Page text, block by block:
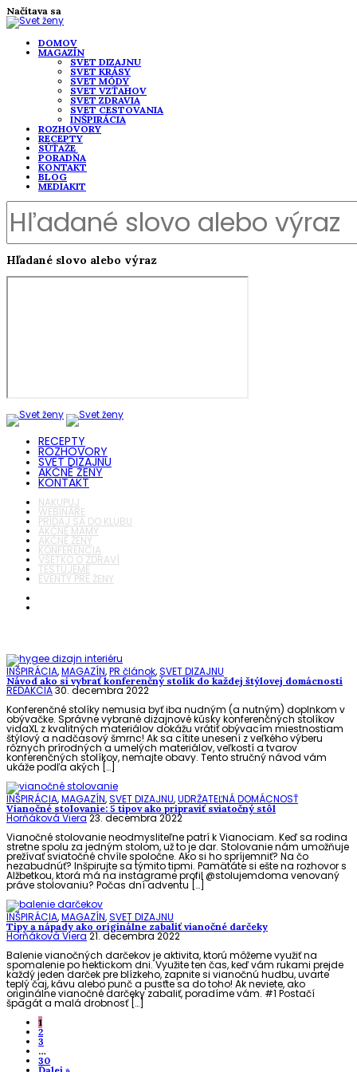
Načítava sa
DOMOV
MAGAZÍN
SVET DIZAJNU
SVET KRÁSY
SVET MÓDY
SVET VZŤAHOV
SVET ZDRAVIA
SVET CESTOVANIA
INŠPIRÁCIA
ROZHOVORY
RECEPTY
SÚŤAŽE
PORADŇA
KONTAKT
BLOG
MEDIAKIT
Hľadané slovo alebo výraz
RECEPTY
ROZHOVORY
SVET DIZAJNU
AKČNÉ ŽENY
KONTAKT
NAKUPUJ
WEBINÁRE
PRIDAJ SA DO KLUBU
AKČNÉ MAMY
AKČNÉ ŽENY
KONFERENCIA
VŠETKO O ZDRAVÍ
TESTUJEME
EVENTY PRE ŽENY
INŠPIRÁCIA,MAGAZÍN,PR článok,SVET DIZAJNU
Návod ako si vybrať konferenčný stolík do každej štýlovej domácnosti
REDAKCIA30. decembra 2022
Konferenčné stolíky nemusia byť iba nudným (a nutným) doplnkom v
obývačke. Správne vybrané dizajnové kúsky konferenčných stolíkov
vidaXL z kvalitných materiálov dokážu vrátiť obývacím miestnostiam
štýlový a nadčasový šmrnc! Ak sa cítite unesení z veľkého výberu
rôznych prírodných a umelých materiálov, veľkostí a tvarov
konferenčných stolíkov, nemajte obavy. Tento stručný návod vám
ukáže podľa akých […]
INŠPIRÁCIA,MAGAZÍN,SVET DIZAJNU,UDRŽATEĽNÁ DOMÁCNOSŤ
Vianočné stolovanie: 5 tipov ako pripraviť sviatočný stôl
Horňáková Viera23. decembra 2022
Vianočné stolovanie neodmysliteľne patrí k Vianociam. Keď sa rodina
stretne spolu za jedným stolom, už to je dar. Stolovanie nám umožňuje
prežívať sviatočné chvíle spoločne. Ako si ho spríjemniť? Na čo
nezabudnúť? Inšpirujte sa týmito tipmi. Pamätáte si ešte na rozhovor s
Alžbetkou, ktorá má na instagrame profil @stolujemdoma venovaný
práve stolovaniu? Počas dní adventu […]
INŠPIRÁCIA,MAGAZÍN,SVET DIZAJNU
Tipy a nápady ako originálne zabaliť vianočné darčeky
Horňáková Viera21. decembra 2022
Balenie vianočných darčekov je aktivita, ktorú môžeme využiť na
spomalenie po hektickom dni. Využite ten čas, keď vám rukami prejde
každý jeden darček pre blízkeho, zapnite si vianočnú hudbu, uvarte
teplý čaj, kávu alebo punč a pusťte sa do toho! Ak neviete, ako
originálne vianočné darčeky zabaliť, poradíme vám. #1 Postačí
špagát a malá drobnosť […]
1
2
3
…
30